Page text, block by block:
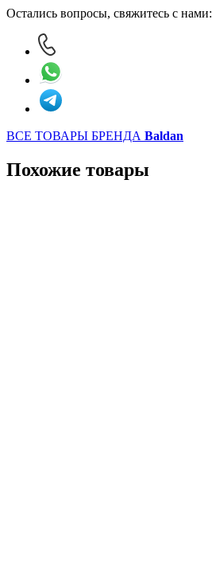
Остались вопросы, свяжитесь с нами:
ВСЕ ТОВАРЫ БРЕНДА Baldan
Похожие товары